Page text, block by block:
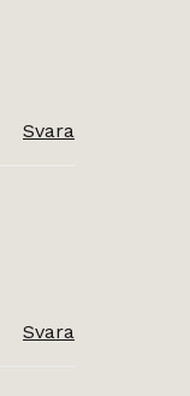
Svara
Svara